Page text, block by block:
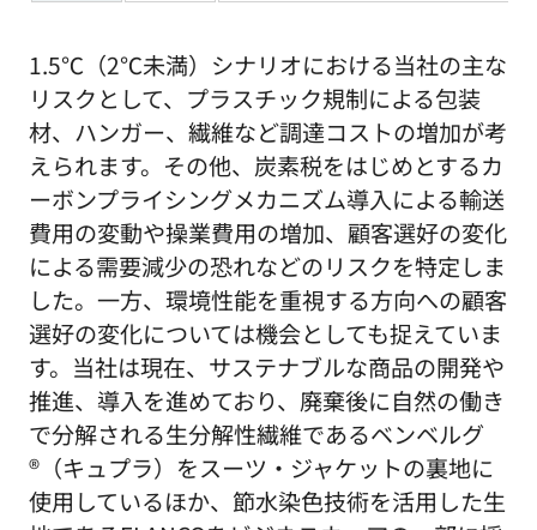
1.5℃（2℃未満）シナリオにおける当社の主な
リスクとして、プラスチック規制による包装
材、ハンガー、繊維など調達コストの増加が考
えられます。その他、炭素税をはじめとするカ
ーボンプライシングメカニズム導入による輸送
費用の変動や操業費用の増加、顧客選好の変化
による需要減少の恐れなどのリスクを特定しま
した。一方、環境性能を重視する方向への顧客
選好の変化については機会としても捉えていま
す。当社は現在、サステナブルな商品の開発や
推進、導入を進めており、廃棄後に自然の働き
で分解される生分解性繊維であるベンベルグ
®（キュプラ）をスーツ・ジャケットの裏地に
使用しているほか、節水染色技術を活用した生